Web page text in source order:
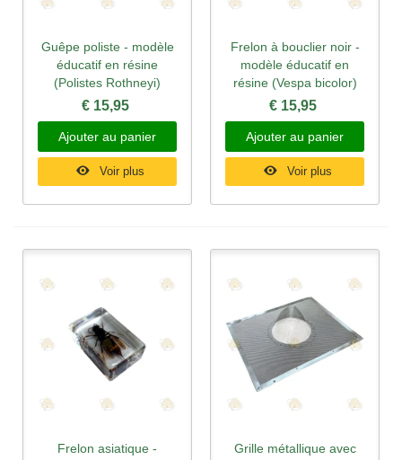
Guêpe poliste - modèle
éducatif en résine
(Polistes Rothneyi)
€ 15,95
Ajouter au panier
Voir plus
Frelon à bouclier noir -
modèle éducatif en
résine (Vespa bicolor)
€ 15,95
Ajouter au panier
Voir plus
Frelon asiatique -
Grille métallique avec